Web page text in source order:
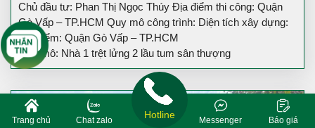
Chủ đầu tư: Phan Thị Ngọc Thúy Địa điểm thi công: Quận
Gò Vấp – TP.HCM Quy mô công trình: Diện tích xây dựng:
Địa điểm: Quận Gò Vấp – TP.HCM
Quy mô: Nhà 1 trệt lửng 2 lầu tum sân thượng
Trang chủ Chat zalo Báo giá
Messenger
Hotline